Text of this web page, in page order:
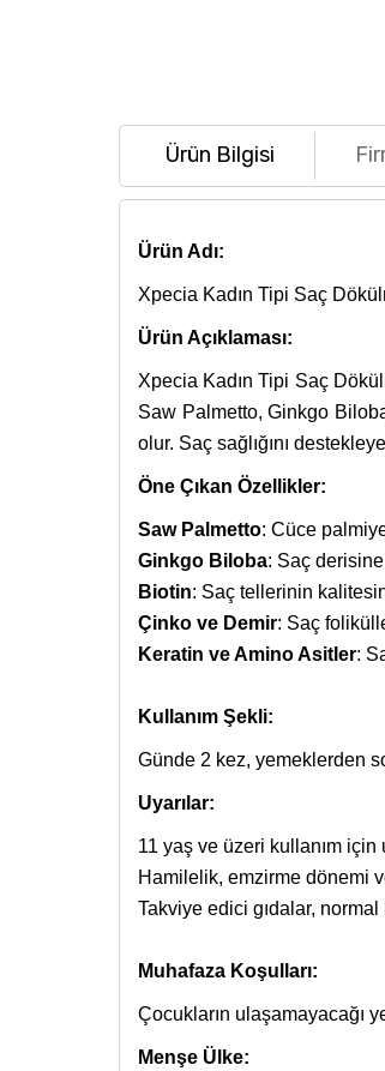
Ürün Bilgisi
Ürün Adı:
Xpecia Kadın Tipi Saç
Ürün Açıklaması:
Xpecia Kadın Tipi Saç
Saw Palmetto, Ginkgo
olur. Saç sağlığını
Öne Çıkan Özellikler:
Saw Palmetto: Cüce
Ginkgo Biloba: Saç
Biotin: Saç tellerinin
Çinko ve Demir: Saç
Keratin ve Amino Asitler:
Kullanım Şekli:
Günde 2 kez, yemeklerden
Uyarılar:
11 yaş ve üzeri kullanım için
Hamilelik, emzirme dönemi
Takviye edici gıdalar,
Muhafaza Koşulları:
Çocukların ulaşamayacağı
Menşe Ülke: